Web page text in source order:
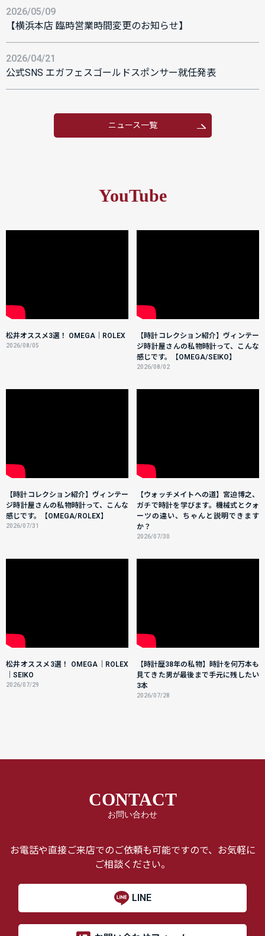
2026/05/09
【横浜本店 臨時営業時間変更のお知らせ】
2026/04/21
公式SNS エガフェスゴールドスポンサー就任発表
ニュース一覧
YouTube
松井オススメ3選！ OMEGA｜ROLEX
2026/08/05
【時計コレクション紹介】ヴィンテー
ジ時計屋さんの私物時計って、こんな
感じです。【OMEGA/SEIKO】
2026/08/02
【時計コレクション紹介】ヴィンテー
ジ時計屋さんの私物時計って、こんな
感じです。【OMEGA/ROLEX】
2026/07/31
【ウォッチメイトへの道】宮迫博之、
ガチで時計を学びます。機械式とクォ
ーツの違い、ちゃんと説明できます
か？
2026/07/30
松井オススメ3選！ OMEGA｜ROLEX
｜SEIKO
2026/07/29
【時計歴38年の私物】時計を何万本も
見てきた男が最後まで手元に残したい
3本
2026/07/28
CONTACT
お問い合わせ
お電話や直接ご来店でのご依頼も可能ですので、お気軽に
ご相談ください。
LINE